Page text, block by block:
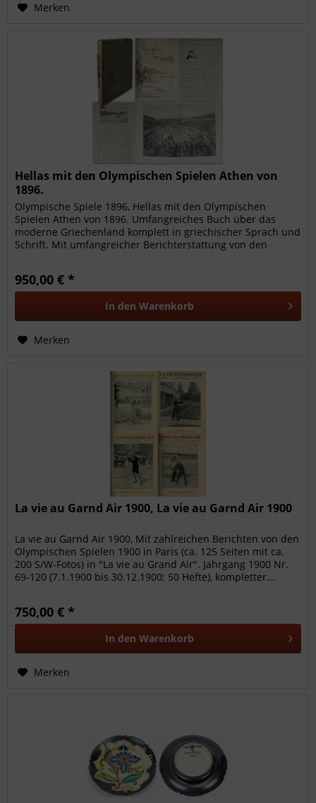
Merken
Hellas mit den Olympischen Spielen Athen von
1896.
Olympische Spiele 1896, Hellas mit den Olympischen
Spielen Athen von 1896. Umfangreiches Buch über das
moderne Griechenland komplett in griechischer Sprach und
Schrift. Mit umfangreicher Berichterstattung von den
950,00 € *
In den Warenkorb
Merken
La vie au Garnd Air 1900, La vie au Garnd Air 1900
La vie au Garnd Air 1900, Mit zahlreichen Berichten von den
Olympischen Spielen 1900 in Paris (ca. 125 Seiten mit ca.
200 S/W-Fotos) in "La vie au Grand Air". Jahrgang 1900 Nr.
69-120 (7.1.1900 bis 30.12.1900; 50 Hefte), kompletter...
750,00 € *
In den Warenkorb
Merken